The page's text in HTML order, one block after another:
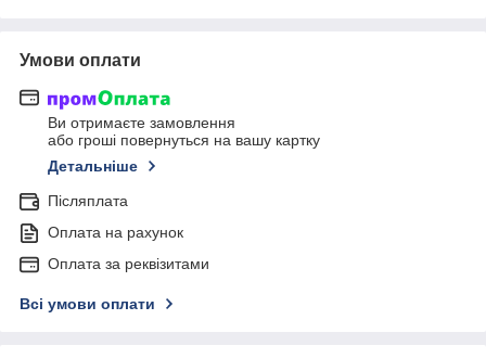
Умови оплати
Ви отримаєте замовлення
або гроші повернуться на вашу картку
Детальніше
Післяплата
Оплата на рахунок
Оплата за реквізитами
Всі умови оплати